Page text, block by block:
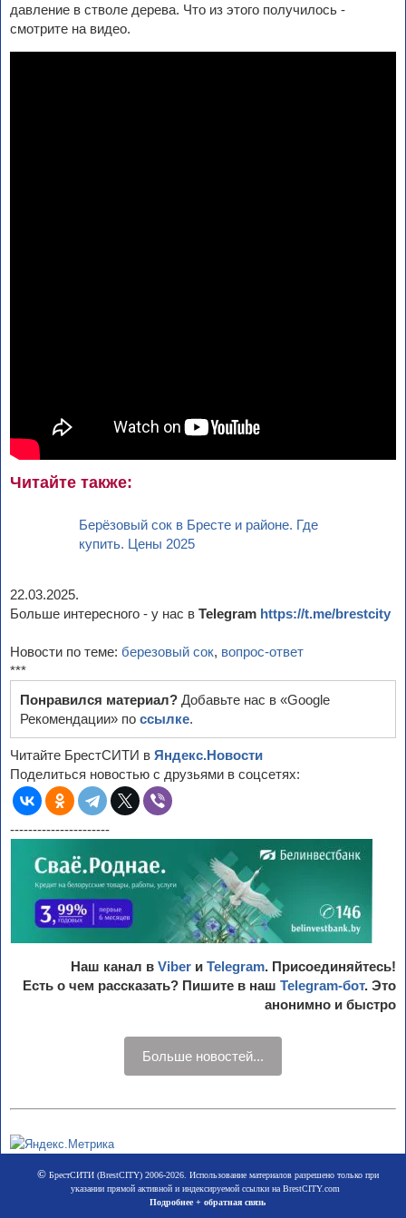
давление в стволе дерева. Что из этого получилось -
смотрите на видео.
Читайте также:
Берёзовый сок в Бресте и районе. Где
купить. Цены 2025
22.03.2025.
Больше интересного - у нас в Telegram https://t.me/brestcity
Новости по теме: березовый сок, вопрос-ответ
***
Понравился материал? Добавьте нас в «Google
Рекомендации» по ссылке.
Читайте БрестСИТИ в Яндекс.Новости
Поделиться новостью с друзьями в соцсетях:
----------------------
Наш канал в Viber и Telegram. Присоединяйтесь!
Есть о чем рассказать? Пишите в наш Telegram-бот. Это
анонимно и быстро
Больше новостей...
©БрестСИТИ (BrestCITY) 2006-2026. Использование материалов разрешено только при
указании прямой активной и индексируемой ссылки на BrestCITY.com
Подробнее + обратная связь